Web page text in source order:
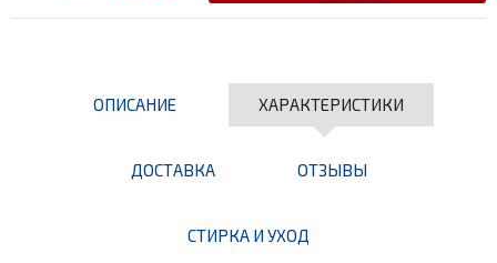
ОПИСАНИЕ ХАРАКТЕРИСТИКИ
ДОСТАВКА ОТЗЫВЫ
СТИРКА И УХОД